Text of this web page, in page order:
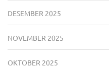
DESEMBER 2025
NOVEMBER 2025
OKTOBER 2025